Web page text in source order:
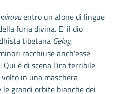
entro un alone di lingue
furia divina. E' il dio
tibetana Gelug,
racchiuse anch'esse
è di scena l'ira terribile
in una maschera
le grandi orbite bianche dei